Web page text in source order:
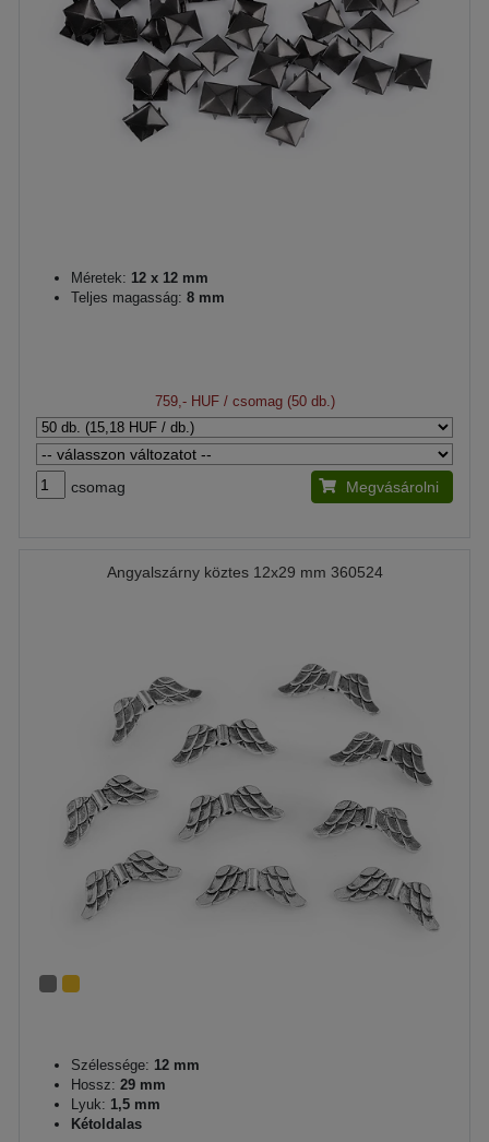
Méretek: 12 x 12 mm
Teljes magasság: 8 mm
759,- HUF/ csomag (50 db.)
csomag Megvásárolni
Angyalszárny köztes 12x29 mm 360524
Szélessége: 12 mm
Hossz: 29 mm
Lyuk: 1,5 mm
Kétoldalas